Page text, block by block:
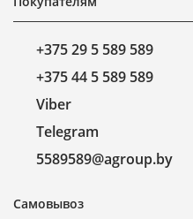
+375 29 5 589 589
+375 44 5 589 589
Viber
Telegram
5589589@agroup.by
Самовывоз